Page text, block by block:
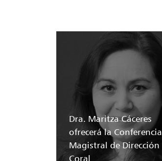
Dra. Maritza Cáceres
ofrecerá la Conferencia
Magistral de Dirección
Coral